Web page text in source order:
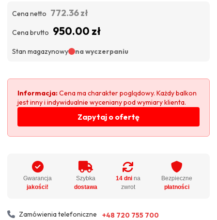
Cena netto 772.36 zł
Cena brutto 950.00 zł
Stan magazynowy na wyczerpaniu
Informacja:Cena ma charakter poglądowy. Każdy balkon
jest inny i indywidualnie wyceniany pod wymiary klienta.
Zapytaj o ofertę
Gwarancja
jakości!
Szybka
dostawa
14 dnina
zwrot
Bezpieczne
płatności
Zamówienia telefoniczne +48 720 755 700